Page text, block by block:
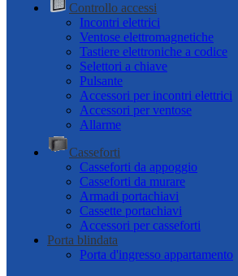
Controllo accessi
Incontri elettrici
Ventose elettromagnetiche
Tastiere elettroniche a codice
Selettori a chiave
Pulsante
Accessori per incontri elettrici
Accessori per ventose
Allarme
Casseforti
Casseforti da appoggio
Casseforti da murare
Armadi portachiavi
Cassette portachiavi
Accessori per casseforti
Porta blindata
Porta d'ingresso appartamento